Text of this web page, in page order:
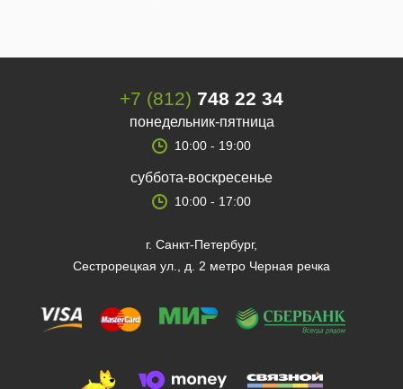
+7 (812) 748 22 34
понедельник-пятница
10:00 - 19:00
суббота-воскресенье
10:00 - 17:00
г. Санкт-Петербург,
Сестрорецкая ул., д. 2 метро Черная речка